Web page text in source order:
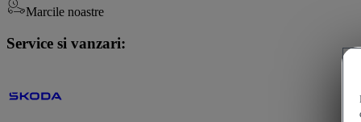
Marcile noastre
Service si vanzari: